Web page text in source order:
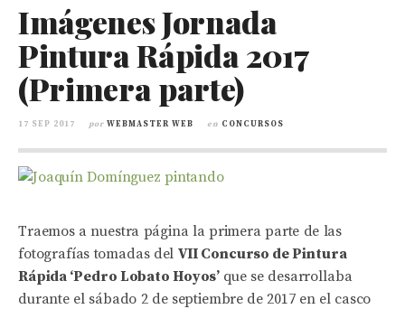
Imágenes Jornada
Pintura Rápida 2017
(Primera parte)
17 SEP 2017 por WEBMASTER WEB en CONCURSOS
Traemos a nuestra página la primera parte de las
fotografías tomadas del VII Concurso de Pintura
Rápida ‘Pedro Lobato Hoyos’ que se desarrollaba
durante el sábado 2 de septiembre de 2017 en el casco